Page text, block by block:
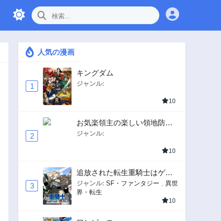
人気の漫画
1
キングダム
ジャンル:
10
2
お気楽領主の楽しい領地防衛
〜生産系魔術で名もなき村を
ジャンル:
10
3
追放された転生重騎士はゲー
ム知識で無双する
ジャンル: SF・ファンタジー
異世
界・転生
10